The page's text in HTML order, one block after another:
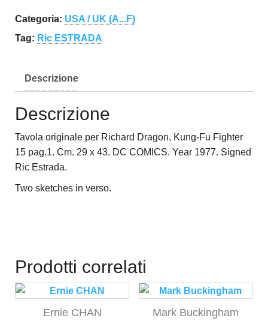
Categoria: USA / UK (A...F)
Tag: Ric ESTRADA
Descrizione
Descrizione
Tavola originale per Richard Dragon, Kung-Fu Fighter
15 pag.1. Cm. 29 x 43. DC COMICS. Year 1977. Signed
Ric Estrada.
Two sketches in verso.
Prodotti correlati
Ernie CHAN
Mark Buckingham